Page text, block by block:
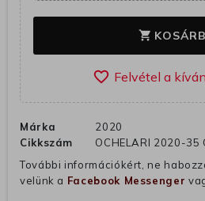
shopping_cart
favorite_border
Márka
2020
Cikkszám
OCHELARI 2020-35
További információkért, ne
velünk a Facebook Messenger